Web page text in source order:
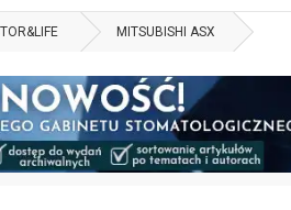
MITSUBISHI ASX